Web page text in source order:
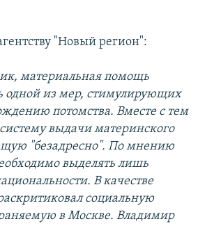
"Новый регион":
материальная помощь
одной из мер, стимулирующих
потомства. Вместе с тем
выдачи материнского
"безадресно". По мнению
выделять лишь
В качестве
социальную
в Москве. Владимир